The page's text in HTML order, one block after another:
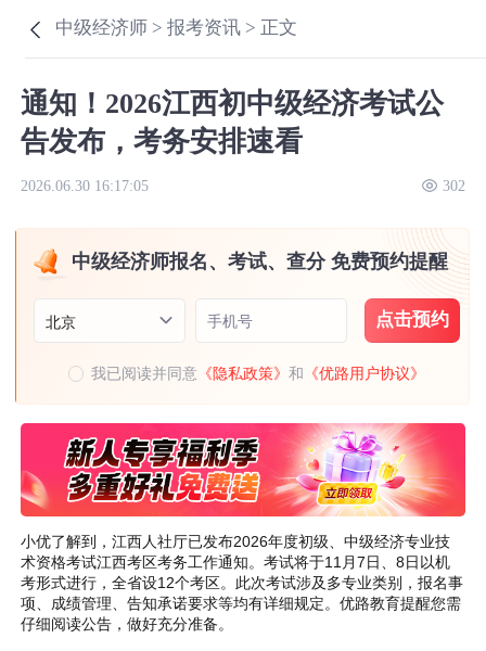
中级经济师 >报考资讯 > 正文
通知！2026江西初中级经济考试公
告发布，考务安排速看
2026.06.30 16:17:05 302
中级经济师报名、考试、查分 免费预约提醒
北京 手机号 点击预约
我已阅读并同意 《隐私政策》和 《优路用户协议》
小优了解到，江西人社厅已发布2026年度初级、中级经济专业技
术资格考试江西考区考务工作通知。考试将于11月7日、8日以机
考形式进行，全省设12个考区。此次考试涉及多专业类别，报名事
项、成绩管理、告知承诺要求等均有详细规定。优路教育提醒您需
仔细阅读公告，做好充分准备。